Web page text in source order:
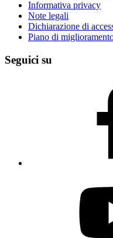
Informativa privacy
Note legali
Dichiarazione di
Piano di
Seguici su